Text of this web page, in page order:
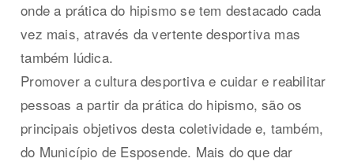
onde a prática do hipismo se tem destacado cada
vez mais, através da vertente desportiva mas
também lúdica.
Promover a cultura desportiva e cuidar e reabilitar
pessoas a partir da prática do hipismo, são os
principais objetivos desta coletividade e, também,
do Município de Esposende. Mais do que dar